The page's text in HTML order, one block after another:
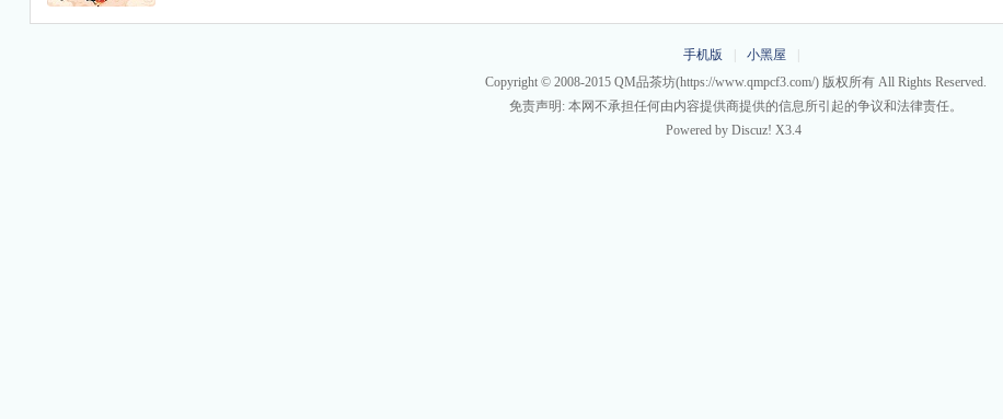
手机版 小黑屋
Copyright © 2008-2015 QM品茶坊(https://www.qmpcf3.com/) 版权所有 All Rights Reserved.
免责声明: 本网不承担任何由内容提供商提供的信息所引起的争议和法律责任。
Powered byDiscuz! X3.4